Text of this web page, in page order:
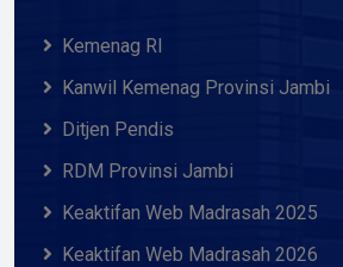
Kemenag RI
Kanwil Kemenag Provinsi Jambi
Ditjen Pendis
RDM Provinsi Jambi
Keaktifan Web Madrasah 2025
Keaktifan Web Madrasah 2026